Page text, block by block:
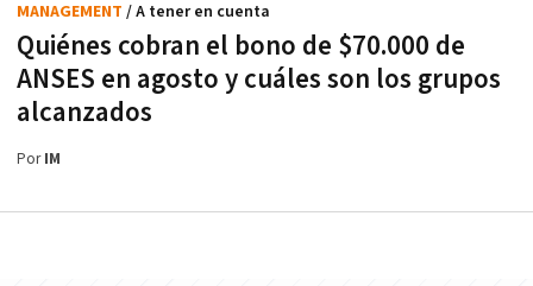
Quiénes cobran el bono de $70.000 de
ANSES en agosto y cuáles son los grupos
alcanzados
MANAGEMENT / A tener en cuenta
PorIM